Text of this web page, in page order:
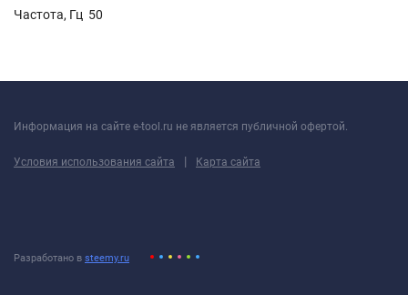
Частота, Гц 50
Информация на сайте e-tool.ru не является публичной офертой.
Условия использования сайта | Карта сайта
Разработано в steemy.ru